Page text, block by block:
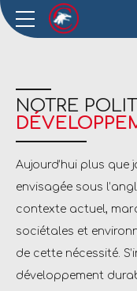
NOTRE
Aujourd’hui plus
envisagée sous
contexte actuel,
sociétales et
de cette nécessité.
développement